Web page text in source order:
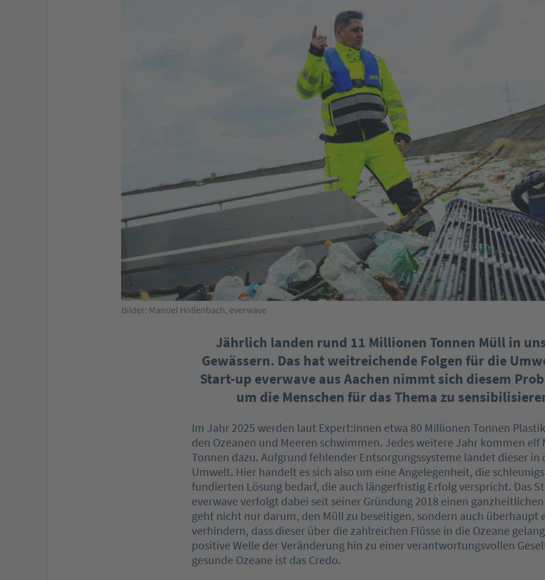
Bilder: Manuel Hollenbach, everwave
Jährlich landen rund 11 Millionen Tonnen Müll in
Gewässern. Das hat weitreichende Folgen für die
Start-up everwave aus Aachen nimmt sich diesem
um die Menschen für das Thema zu
Im Jahr 2025 werden laut Expert:innen etwa 80 Millionen Tonnen
den Ozeanen und Meeren schwimmen. Jedes weitere Jahr kommen elf
Tonnen dazu. Aufgrund ­fehlender Entsorgungssysteme landet dieser in
Umwelt. Hier handelt es sich also um eine ­Angelegenheit, die
fundierten Lösung bedarf, die auch längerfristig Erfolg ­verspricht. Das
everwave verfolgt dabei seit seiner Gründung 2018 einen ganzheitlichen
geht nicht nur darum, den Müll zu beseitigen, sondern auch überhaupt
verhindern, dass dieser über die zahlreichen Flüsse in die Ozeane
positive Welle der Veränderung hin zu ­einer verantwortungsvollen
gesunde Ozeane ist das Credo.